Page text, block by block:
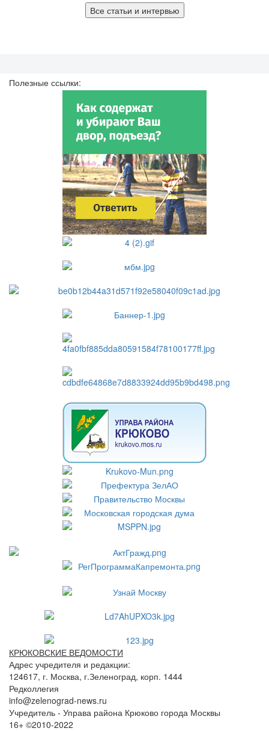
Все статьи и интервью
Полезные ссылки:
КРЮКОВСКИЕ ВЕДОМОСТИ
Адрес учредителя и редакции:
124617, г. Москва, г.Зеленоград, корп. 1444
Редколлегия
info@zelenograd-news.ru
Учредитель - Управа района Крюково города Москвы
16+ ©2010-2022